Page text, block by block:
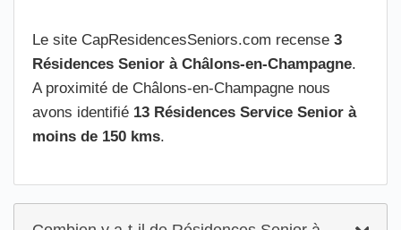
Le site CapResidencesSeniors.com recense 3
Résidences Senior à Châlons-en-Champagne.
A proximité de Châlons-en-Champagne nous
avons identifié 13 Résidences Service Senior à
moins de 150 kms.